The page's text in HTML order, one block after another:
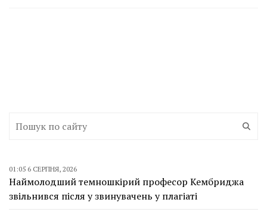
01:05 6 СЕРПНЯ, 2026
Наймолодший темношкірий професор Кембриджа
звільнився після у звинувачень у плагіаті